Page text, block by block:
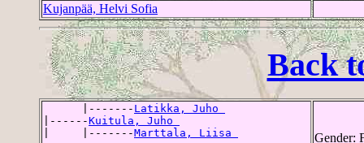
Kujanpää, Helvi Sofia
Back
      |-------
Latikka, Juho
|------Kuitula, Juho
|     |-------Marttala, Liisa
Gender: